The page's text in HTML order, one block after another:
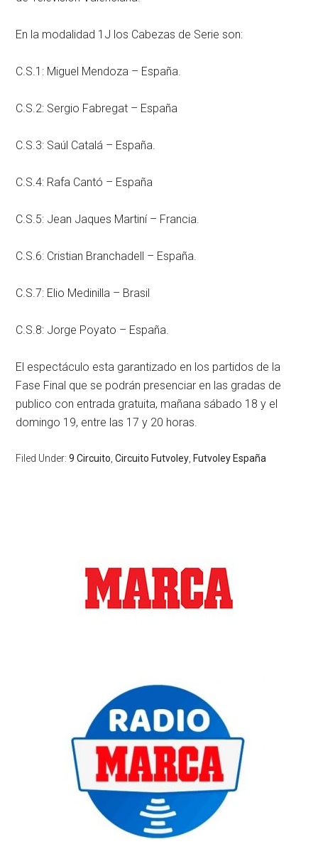
En la modalidad 1J los Cabezas de Serie son:
C.S.1: Miguel Mendoza – España.
C.S.2: Sergio Fabregat – España
C.S.3: Saúl Catalá – España.
C.S.4: Rafa Cantó – España
C.S.5: Jean Jaques Martiní – Francia.
C.S.6: Cristian Branchadell – España.
C.S.7: Elio Medinilla – Brasil
C.S.8: Jorge Poyato – España.
El espectáculo esta garantizado en los partidos de la
Fase Final que se podrán presenciar en las gradas de
publico con entrada gratuita, mañana sábado 18 y el
domingo 19, entre las 17 y 20 horas.
Filed Under:9 Circuito ,Circuito Futvoley Futvoley España